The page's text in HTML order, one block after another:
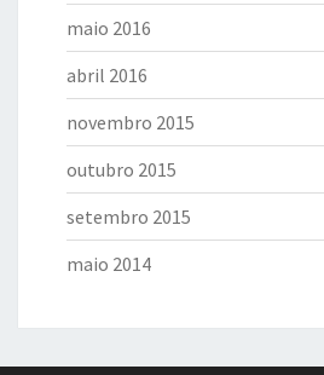
maio 2016
abril 2016
novembro 2015
outubro 2015
setembro 2015
maio 2014